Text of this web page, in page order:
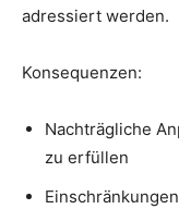
adressiert werden.
Konsequenzen:
Nachträgliche
zu erfüllen